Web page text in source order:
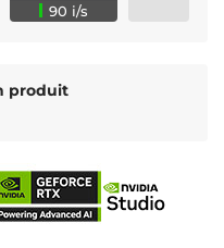
90 i/s
produit